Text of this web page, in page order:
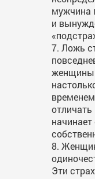
мужчина
и
7. Ложь
8.
Эти